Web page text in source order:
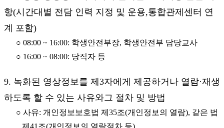
항(시간대별 전담 인력 지정 및 운용,통합관제센터 연
계 포함)
○ 08:00 ~ 16:00: 학생안전부장, 학생안전부 담당교사
○ 16:00 ~ 08:00: 당직자 등
9. 녹화된 영상정보를 제3자에게 제공하거나 열람·재생
하도록 할 수 있는 사유와그 절차 및 방법
○ 사유: 개인정보보호법 제35조(개인정보의 열람), 같은 법
제41조(개인정보의 열람절차 등)